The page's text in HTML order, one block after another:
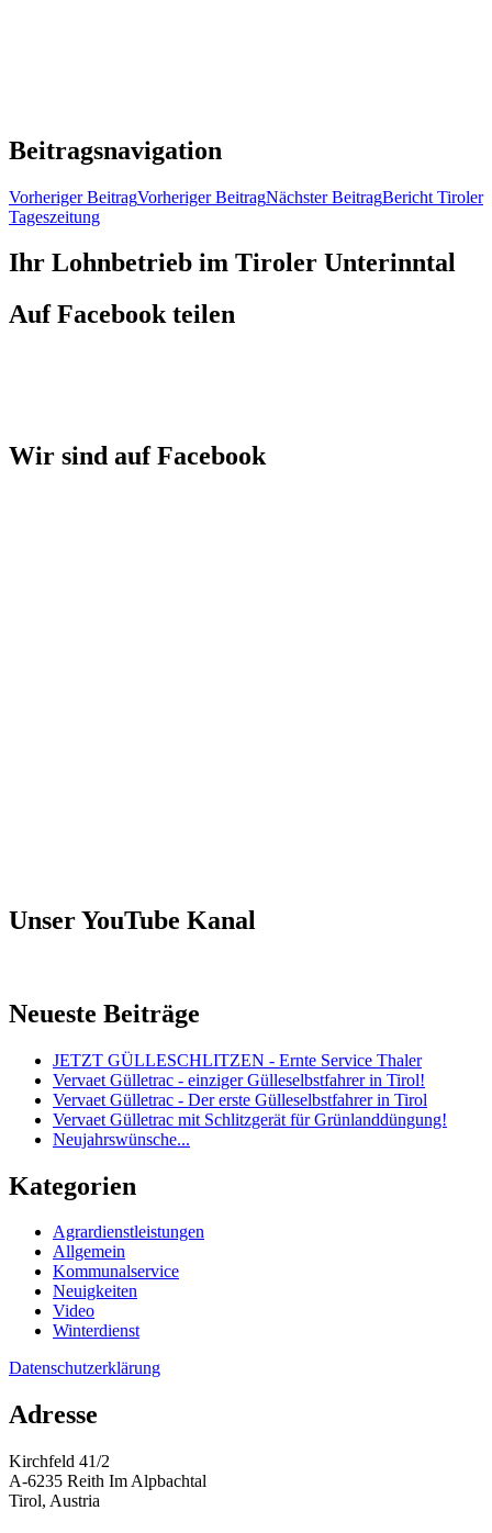
Beitragsnavigation
Vorheriger BeitragVorheriger BeitragNächster BeitragBericht Tiroler
Tageszeitung
Ihr Lohnbetrieb im Tiroler Unterinntal
Auf Facebook teilen
Wir sind auf Facebook
Unser YouTube Kanal
Neueste Beiträge
JETZT GÜLLESCHLITZEN - Ernte Service Thaler
Vervaet Gülletrac - einziger Gülleselbstfahrer in Tirol!
Vervaet Gülletrac - Der erste Gülleselbstfahrer in Tirol
Vervaet Gülletrac mit Schlitzgerät für Grünlanddüngung!
Neujahrswünsche...
Kategorien
Agrardienstleistungen
Allgemein
Kommunalservice
Neuigkeiten
Video
Winterdienst
Datenschutzerklärung
Adresse
Kirchfeld 41/2
A-6235 Reith Im Alpbachtal
Tirol, Austria